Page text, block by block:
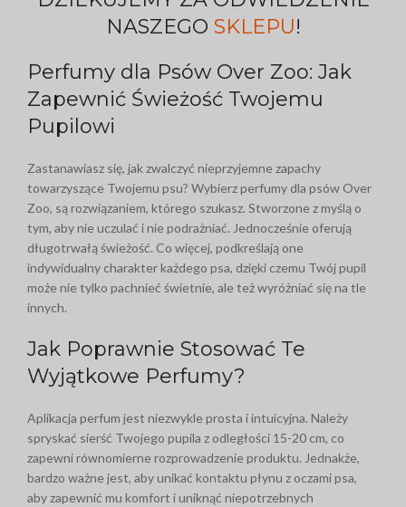
NASZEGO SKLEPU!
Perfumy dla Psów Over Zoo: Jak
Zapewnić Świeżość Twojemu
Pupilowi
Zastanawiasz się, jak zwalczyć nieprzyjemne zapachy
towarzyszące Twojemu psu? Wybierz perfumy dla psów Over
Zoo, są rozwiązaniem, którego szukasz. Stworzone z myślą o
tym, aby nie uczulać i nie podrażniać. Jednocześnie oferują
długotrwałą świeżość. Co więcej, podkreślają one
indywidualny charakter każdego psa, dzięki czemu Twój pupil
może nie tylko pachnieć świetnie, ale też wyróżniać się na tle
innych.
Jak Poprawnie Stosować Te
Wyjątkowe Perfumy?
Aplikacja perfum jest niezwykle prosta i intuicyjna. Należy
spryskać sierść Twojego pupila z odległości 15-20 cm, co
zapewni równomierne rozprowadzenie produktu. Jednakże,
bardzo ważne jest, aby unikać kontaktu płynu z oczami psa,
aby zapewnić mu komfort i uniknąć niepotrzebnych